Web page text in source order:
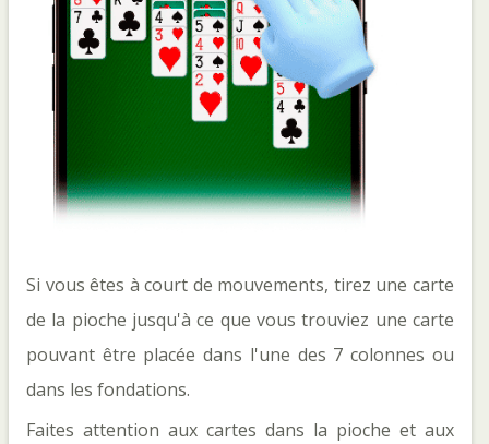
Si vous êtes à court de mouvements, tirez une carte
de la pioche jusqu'à ce que vous trouviez une carte
pouvant être placée dans l'une des 7 colonnes ou
dans les fondations.
Faites attention aux cartes dans la pioche et aux